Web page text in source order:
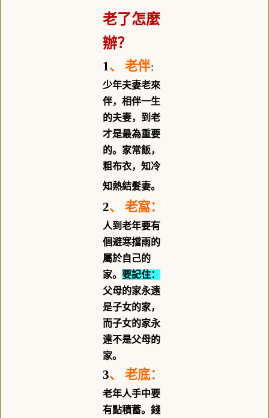
老了怎麼
辦？
1、 老伴：
少年夫妻老來
伴，相伴一生
的夫妻，到老
才是最為重要
的。家常飯，
粗布衣，知冷
知熱結髮妻。
2、 老窩：
人到老年要有
個避寒擋雨的
屬於自己的
家。 要記住：
父母的家永遠
是子女的家，
而子女的家永
遠不是父母的
家。
3、 老底：
老年人手中要
有點積蓄。錢